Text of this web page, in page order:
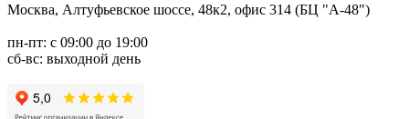
Москва, Алтуфьевское шоссе, 48к2, офис 314 (БЦ "А-48")
пн-пт: с 09:00 до 19:00
сб-вс: выходной день